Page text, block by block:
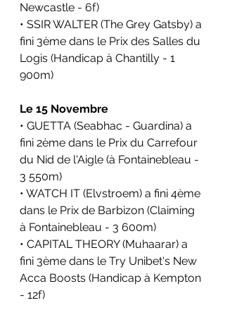
Newcastle - 6f)
• SSIR WALTER (The Grey Gatsby) a
fini 3ème dans le Prix des Salles du
Logis (Handicap à Chantilly - 1
900m)
Le 15 Novembre
• GUETTA (Seabhac - Guardina) a
fini 2ème dans le Prix du Carrefour
du Nid de l'Aigle (à Fontainebleau -
3 550m)
• WATCH IT (Elvstroem) a fini 4ème
dans le Prix de Barbizon (Claiming
à Fontainebleau - 3 600m)
• CAPITAL THEORY (Muhaarar) a
fini 3ème dans le Try Unibet's New
Acca Boosts (Handicap à Kempton
- 12f)